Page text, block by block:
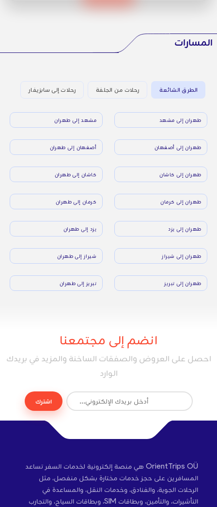
المسارات
الطرق الشائعة رحلات من الجلفة رحلات إلى سابزيفار
طهران إلى مشهد مشهد إلى طهران
طهران إلى أصفهان أصفهان إلى طهران
طهران إلى كاشان كاشان إلى طهران
طهران إلى كرمان كرمان إلى طهران
طهران إلى يزد يزد إلى طهران
طهران إلى شيراز شيراز إلى طهران
طهران إلى تبريز تبريز إلى طهران
انضم إلى مجتمعنا
احصل على العروض والصفقات الساخنة والمزيد في بريدك
الوارد
اشترك
OrientTrips OÜ هي منصة إلكترونية لخدمات السفر تساعد
المسافرين على حجز خدمات مختارة بشكل منفصل، مثل
الرحلات الجوية، والفنادق، وخدمات النقل، والمساعدة في
التأشيرات، والتأمين، وبطاقات SIM، وبطاقات السياح، والتجارب